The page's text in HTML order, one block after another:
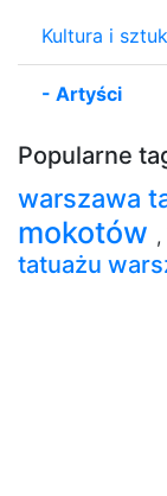
Kultura i
- Artyści
Popularne
warszawa
mokotów ,
tatuażu